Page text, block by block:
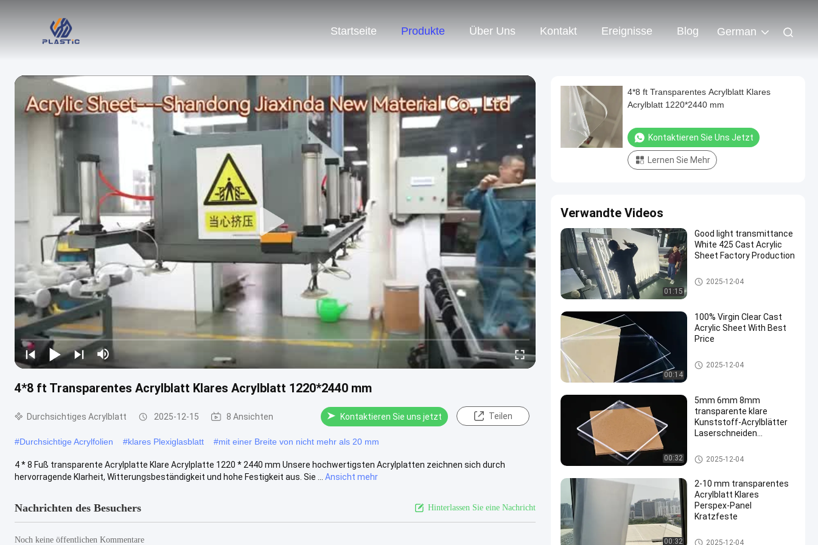
Startseite Produkte Über Uns Kontakt Ereignisse Blog German
4*8 ft Transparentes Acrylblatt Klares Acrylblatt 1220*2440 mm
Durchsichtiges Acrylblatt 2025-12-15 8 Ansichten Kontaktieren Sie uns jetzt Teilen
#Durchsichtige Acrylfolien #klares Plexiglasblatt #mit einer Breite von nicht mehr als 20 mm
4 * 8 Fuß transparente Acrylplatte Klare Acrylplatte 1220 * 2440 mm Unsere hochwertigsten Acrylplatten zeichnen sich durch
hervorragende Klarheit, Witterungsbeständigkeit und hohe Festigkeit aus. Sie ...
Ansicht mehr
Nachrichten des Besuchers Hinterlassen Sie eine Nachricht
Noch keine öffentlichen Kommentare
4*8 ft Transparentes Acrylblatt Klares
Acrylblatt 1220*2440 mm
Kontaktieren Sie Uns Jetzt
Lernen Sie Mehr
Verwandte Videos
01:15
Good light transmittance
White 425 Cast Acrylic
Sheet Factory Production
aus gegossenem Acrylblech
2025-12-04
00:14
100% Virgin Clear Cast
Acrylic Sheet With Best
Price
aus gegossenem Acrylblech
2025-12-04
00:32
5mm 6mm 8mm
transparente klare
Kunststoff-Acrylblätter
Laserschneiden
Durchsichtiges Acrylblatt
2025-12-04
00:32
2-10 mm transparentes
Acrylblatt Klares
Perspex-Panel
Kratzfeste
Durchsichtiges Acrylblatt
2025-12-04